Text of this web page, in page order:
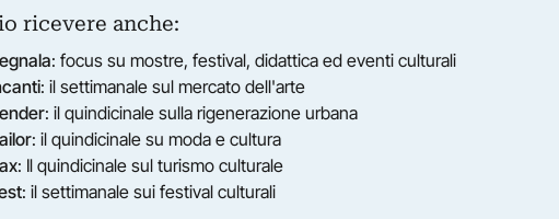
il suo nuovo linguaggio.
Sandonà
di Renzo Saviolo (che è anche pittore,
hanno riportato alla memoria suoi dipinti, le
realizzato ed esposto oltre trent’anni orsono:
indagano sulla struttura della forma dove
l’ultimo suo limite.
ricevere anche:
: focus su mostre, festival, didattica ed eventi culturali
: il settimanale sul mercato dell'arte
: il quindicinale sulla rigenerazione urbana
: il quindicinale su moda e cultura
: Il quindicinale sul turismo culturale
: il settimanale sui festival culturali